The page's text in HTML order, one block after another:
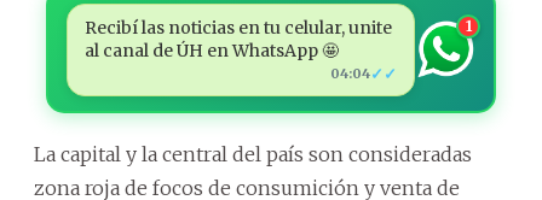
Recibí las noticias en tu celular, unite
al canal de ÚH en WhatsApp 🤩
04:04✓✓
1
La capital y la central del país son consideradas
zona roja de focos de consumición y venta de